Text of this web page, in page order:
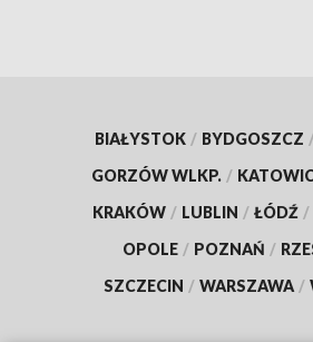
BIAŁYSTOK / BYDGOSZCZ
GORZÓW WLKP. /
KRAKÓW / LUBLIN / ŁÓDŹ /
OPOLE / POZNAŃ /
SZCZECIN / WARSZAWA /